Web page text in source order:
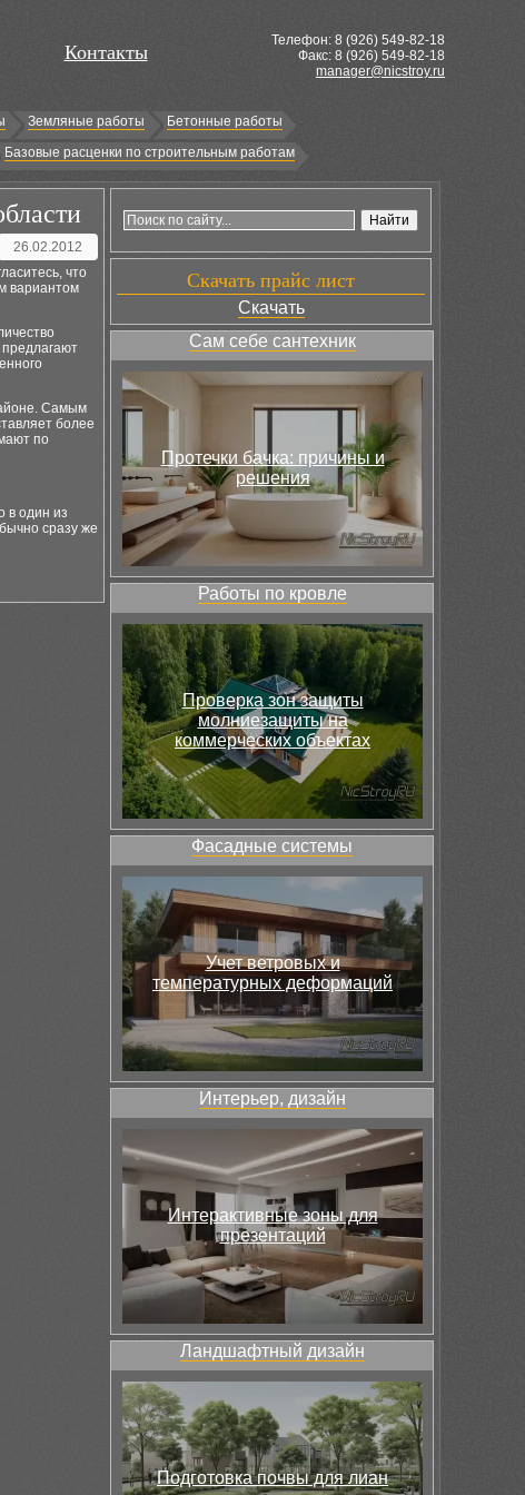
Контакты
Телефон: 8 (926) 549-82-18
Факс: 8 (926) 549-82-18
manager@nicstroy.ru
Земляные работы
Бетонные работы
Базовые расценки по строительным работам
26.02.2012
что
вариантом
Самым
более
по
в один из
сразу же
Скачать прайс лист
Скачать
Сам себе сантехник
Протечки бачка: причины и
решения
Работы по кровле
Проверка зон защиты
молниезащиты на
коммерческих объектах
Фасадные системы
Учет ветровых и
температурных деформаций
Интерьер, дизайн
Интерактивные зоны для
презентаций
Ландшафтный дизайн
Подготовка почвы для лиан